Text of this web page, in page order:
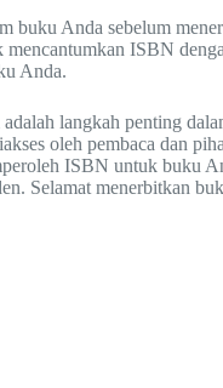
buku Anda sebelum
ISBN
Anda.
langkah penting
oleh pembaca dan
ISBN untuk buku
Selamat menerbitkan